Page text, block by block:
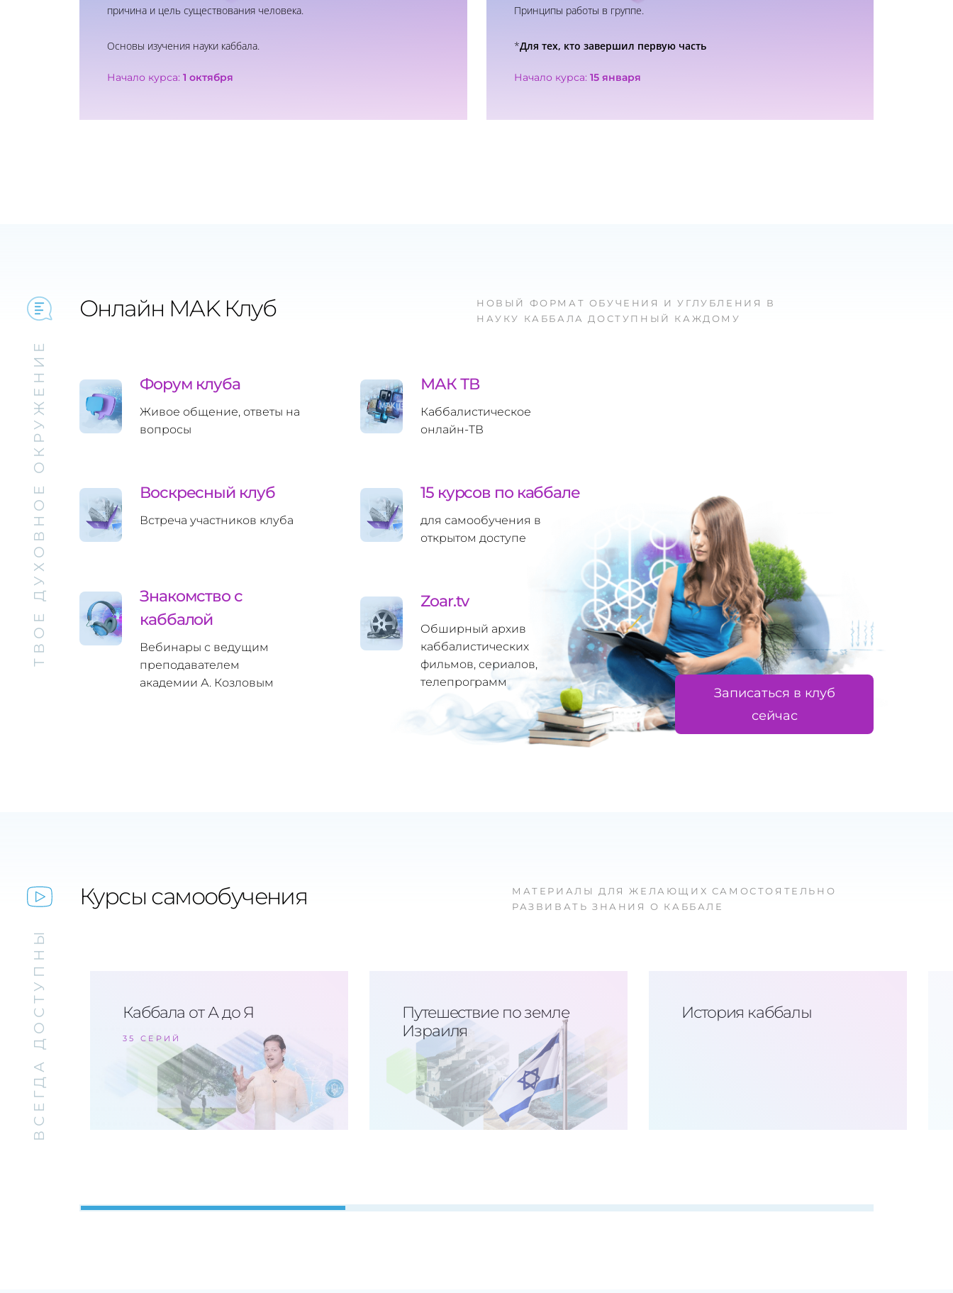
причина и цель существования человека.
Основы изучения науки каббала.
Начало курса: 1 октября
Принципы работы в группе.
*Для тех, кто завершил первую часть
Начало курса: 15 января
ТВОЕ ДУХОВНОЕ ОКРУЖЕНИЕ
Онлайн MAK Клуб
НОВЫЙ ФОРМАТ ОБУЧЕНИЯ И УГЛУБЛЕНИЯ В
НАУКУ КАББАЛА ДОСТУПНЫЙ КАЖДОМУ
Форум клуба
Живое общение, ответы на
вопросы
Воскресный клуб
Встреча участников клуба
Знакомство с
каббалой
Вебинары с ведущим
преподавателем
академии А. Козловым
МАК ТВ
Каббалистическое
онлайн‑ТВ
15 курсов по каббале
для самообучения в
открытом доступе
Zoar.tv
Обширный архив
каббалистических
фильмов, сериалов,
телепрограмм
Записаться в клуб
сейчас
ВСЕГДА ДОСТУПНЫ
Курсы самообучения
МАТЕРИАЛЫ ДЛЯ ЖЕЛАЮЩИХ САМОСТОЯТЕЛЬНО
РАЗВИВАТЬ ЗНАНИЯ О КАББАЛЕ
Каббала от А до Я
35 СЕРИЙ
Путешествие по земле
Израиля
История каббалы